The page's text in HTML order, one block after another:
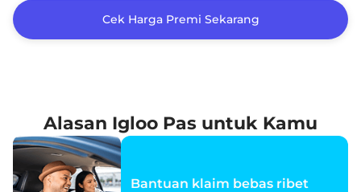
Cek Harga Premi Sekarang
Alasan Igloo Pas untuk Kamu
Bantuan klaim bebas ribet